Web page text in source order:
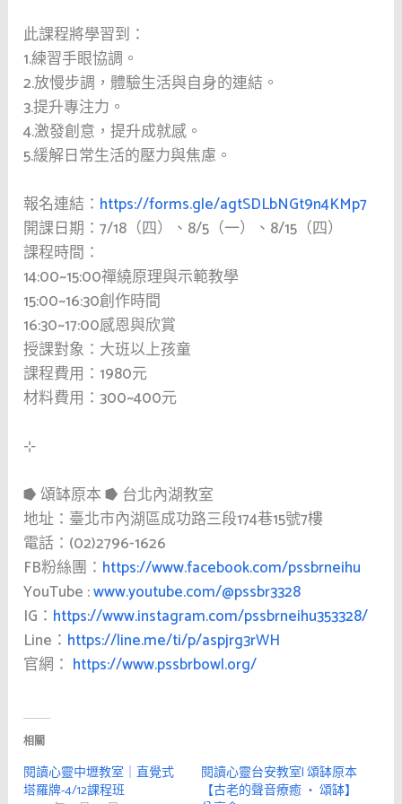
此課程將學習到：
1.練習⼿眼協調。
2.放慢步調，體驗⽣活與⾃⾝的連結。
3.提升專注力。
4.激發創意，提升成就感。
5.緩解日常生活的壓力與焦慮。
報名連結： https://forms.gle/agtSDLbNGt9n4KMp7
開課日期：7/18（四）、8/5（一）、8/15（四）
課程時間：
14:00~15:00禪繞原理與示範教學
15:00~16:30創作時間
16:30~17:00感恩與欣賞
授課對象：大班以上孩童
課程費用：1980元
材料費用：300~400元
⊹
⭓ 頌缽原本 ⭓ 台北內湖教室
地址：臺北市內湖區成功路三段174巷15號7樓
電話：(02)2796-1626
FB粉絲團： https://www.facebook.com/pssbrneihu
YouTube :www.youtube.com/@pssbr3328
IG： https://www.instagram.com/pssbrneihu353328/
Line： https://line.me/ti/p/aspjrg3rWH
官網： https://www.pssbrbowl.org/
相關
閱讀心靈中壢教室｜直覺式
塔羅牌-4/12課程班
閱讀心靈台安教室| 頌缽原本
【古老的聲音療癒 ‧ 頌缽】